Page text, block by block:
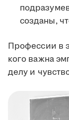
созданы,
Профессии в
кого важна
делу и